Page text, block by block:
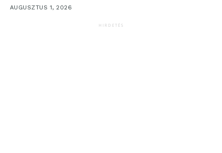
AUGUSZTUS 1, 2026
HIRDETÉS